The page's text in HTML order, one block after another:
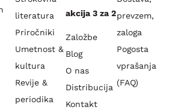
literatura
Priročniki
Umetnost &
kultura
Revije &
periodika
akcija 3 za 2
Založbe
Blog
O nas
Distribucija
Kontakt
prevzem,
zaloga
Pogosta
vprašanja
(FAQ)